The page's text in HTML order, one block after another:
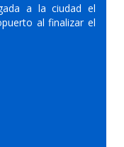
a la ciudad el
al finalizar el